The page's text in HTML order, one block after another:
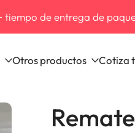
Compra ahora
Otros productos Cotiza